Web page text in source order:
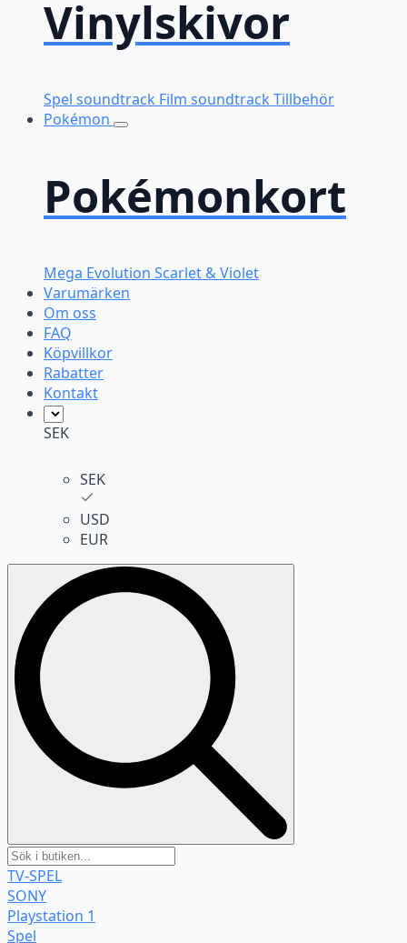
Vinylskivor
Spel soundtrack Film soundtrack Tillbehör
Pokémon
Pokémonkort
Mega Evolution Scarlet & Violet
Varumärken
Om oss
FAQ
Köpvillkor
Rabatter
Kontakt
SEK
SEK
USD
EUR
Search
TV-SPEL
SONY
Playstation 1
Spel